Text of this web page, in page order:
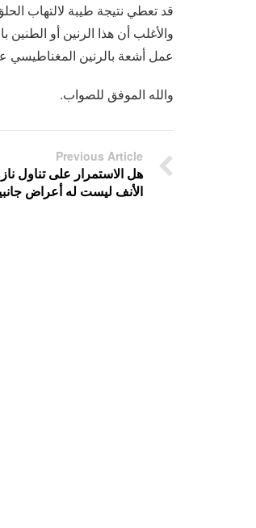
قد تعطي نتيجة طيبة لالتهاب
والأغلب أن هذا الرنين أو
عمل أشعة بالرنين المغناطيسي
والله الموفق للصواب.
Previous Article
هل الاستمرار على تناول
الأنف ليست له أعراض